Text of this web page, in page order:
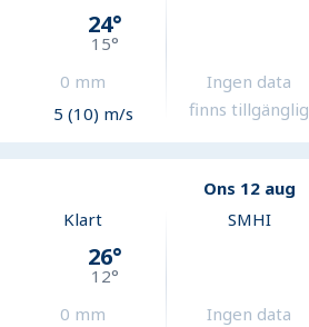
24°
15°
0 mm
5 (10) m/s
Ingen data
finns tillgänglig
Ons 12 aug
Klart
26°
12°
0 mm
SMHI
Ingen data